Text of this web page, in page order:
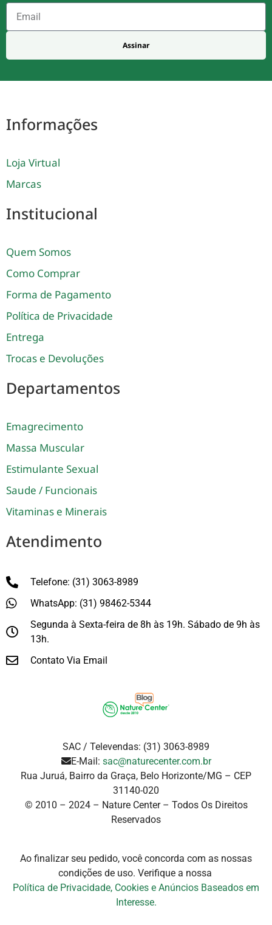
Assinar
Informações
Loja Virtual
Marcas
Institucional
Quem Somos
Como Comprar
Forma de Pagamento
Política de Privacidade
Entrega
Trocas e Devoluções
Departamentos
Emagrecimento
Massa Muscular
Estimulante Sexual
Saude / Funcionais
Vitaminas e Minerais
Atendimento
Telefone: (31) 3063-8989
WhatsApp: (31) 98462-5344
Segunda à Sexta-feira de 8h às 19h. Sábado de 9h às
13h.
Contato Via Email
SAC / Televendas: (31) 3063-8989
E-Mail: sac@naturecenter.com.br
Rua Juruá, Bairro da Graça, Belo Horizonte/MG – CEP
31140-020
© 2010 – 2024 – Nature Center – Todos Os Direitos
Reservados
Ao finalizar seu pedido, você concorda com as nossas
condições de uso. Verifique a nossa
Política de Privacidade, Cookies e Anúncios Baseados em
Interesse.